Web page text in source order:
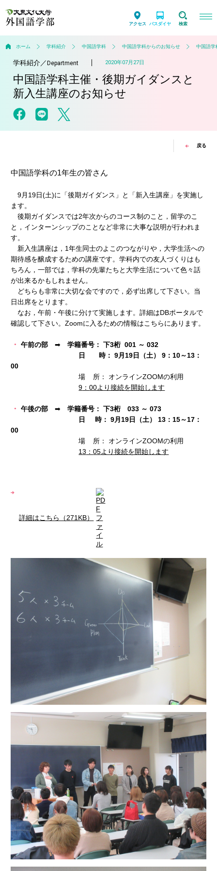
アクセス バスダイヤ 検索
ホーム 学科紹介 中国語学科 中国語学科からのお知らせ 中国語学
学科紹介／Department 2020年07月27日
中国語学科主催・後期ガイダンスと
新入生講座のお知らせ
戻る
中国語学科の1年生の皆さん
9月19日(土)に「後期ガイダンス」と「新入生講座」を実施し
ます。
後期ガイダンスでは2年次からのコース制のこと，留学のこ
と，インターンシップのことなど非常に大事な説明が行われま
す。
新入生講座は，1年生同士のよこのつながりや，大学生活への
期待感を醸成するための講座です。学科内での友人づくりはも
ちろん，一部では，学科の先輩たちと大学生活について色々話
が出来るかもしれません。
どちらも非常に大切な会ですので，必ず出席して下さい。当
日出席をとります。
なお，午前・午後に分けて実施します。詳細はDBポータルで
確認して下さい。Zoomに入るための情報はこちらにあります。
午前の部 ➡学籍番号： 下3桁001 ～ 032
日 時： 9月 19日（土） 9 ： 10～13 ：
00
場 所： オンラインZOOMの利用
9 ：00より接続を開始します
午後の部 ➡学籍番号： 下3桁033 ～ 073
日
時： 9月 19日（土） 13 ： 15～17 ：
00
場 所： オンラインZOOMの利用
13 ：05より接続を開始します
詳細はこちら（271KB）